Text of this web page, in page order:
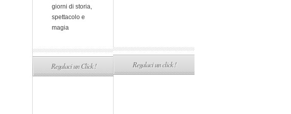
giorni di storia,
spettacolo e
magia
Regalaci un Click ! Regalaci un click !